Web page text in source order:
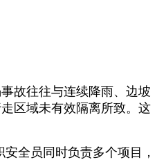
故往往与连续降雨、边坡
区域未有效隔离所致。这
全员同时负责多个项目，